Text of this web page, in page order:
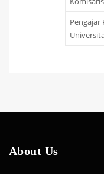
Pengajar
About Us